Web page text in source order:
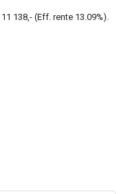
11 138,- (Eff. rente 13.09%).